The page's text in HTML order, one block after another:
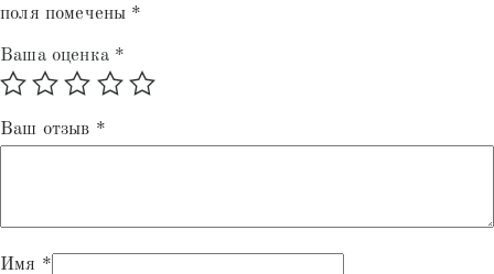
поля помечены *
Ваша оценка *
Ваш отзыв *
Имя *